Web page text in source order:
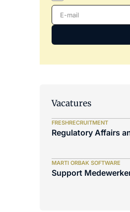
E-mail
Vacatures
FRESHRECRUITMENT
Regulatory Affairs
MARTI ORBAK SOFTWARE
Support